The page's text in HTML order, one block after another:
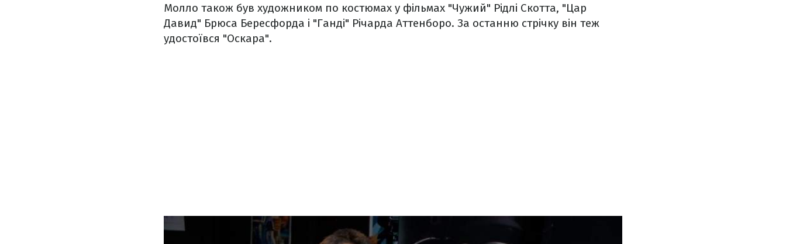
Молло також був художником по костюмах у фільмах "Чужий" Рідлі Скотта, "Цар
Давид" Брюса Бересфорда і "Ганді" Річарда Аттенборо. За останню стрічку він теж
удостоївся "Оскара".